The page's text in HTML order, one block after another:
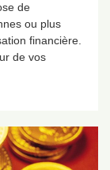
de
ou plus
financière.
de vos